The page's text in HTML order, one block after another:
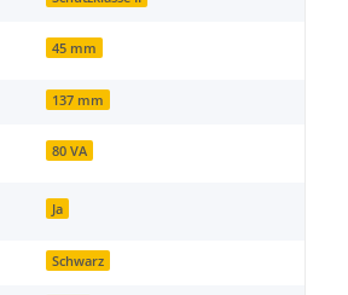
45 mm
137 mm
80 VA
Ja
Schwarz